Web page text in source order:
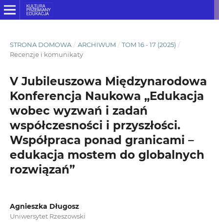
STRONA DOMOWA / ARCHIWUM / TOM 16 - 17 (2025) /
Recenzje i komunikaty
V Jubileuszowa Międzynarodowa
Konferencja Naukowa „Edukacja
wobec wyzwań i zadań
współczesności i przyszłości.
Współpraca ponad granicami –
edukacja mostem do globalnych
rozwiązań”
Agnieszka Długosz
Uniwersytet Rzeszowski